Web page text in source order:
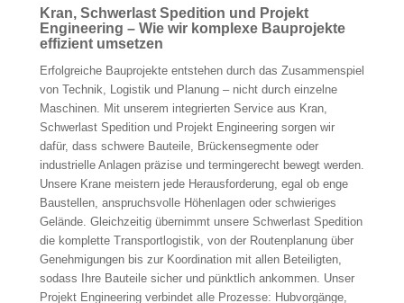
Kran, Schwerlast Spedition und Projekt
Engineering – Wie wir komplexe Bauprojekte
effizient umsetzen
Erfolgreiche Bauprojekte entstehen durch das Zusammenspiel
von Technik, Logistik und Planung – nicht durch einzelne
Maschinen. Mit unserem integrierten Service aus Kran,
Schwerlast Spedition und Projekt Engineering sorgen wir
dafür, dass schwere Bauteile, Brückensegmente oder
industrielle Anlagen präzise und termingerecht bewegt werden.
Unsere Krane meistern jede Herausforderung, egal ob enge
Baustellen, anspruchsvolle Höhenlagen oder schwieriges
Gelände. Gleichzeitig übernimmt unsere Schwerlast Spedition
die komplette Transportlogistik, von der Routenplanung über
Genehmigungen bis zur Koordination mit allen Beteiligten,
sodass Ihre Bauteile sicher und pünktlich ankommen. Unser
Projekt Engineering verbindet alle Prozesse: Hubvorgänge,